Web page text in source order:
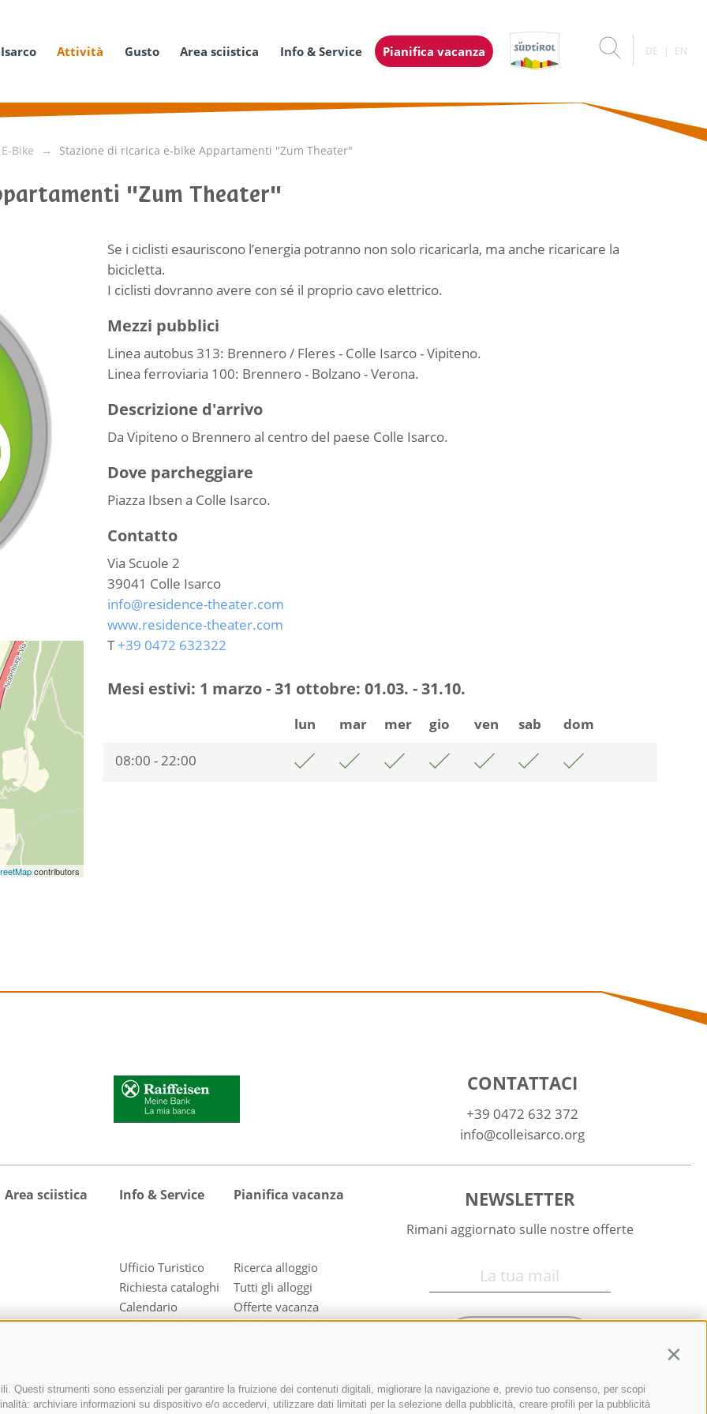
Questi strumenti sono essenziali per garantire la fruizione dei contenuti digitali, migliorare la navigazione e, previo tuo consenso, per scopi
archiviare informazioni su dispositivo e/o accedervi, utilizzare dati limitati per la selezione della pubblicità, creare profili per la pubblicità
Attività Gusto Area sciistica Info & Service Pianifica vacanza DE EN
Bike Stazione di ricarica e-bike Appartamenti "Zum Theater"
"Zum Theater"
contributors
Se i ciclisti esauriscono l’energia potranno non solo ricaricarla, ma anche ricaricare la
bicicletta.
I ciclisti dovranno avere con sé il proprio cavo elettrico.
Mezzi pubblici
Linea autobus 313: Brennero / Fleres - Colle Isarco - Vipiteno.
Linea ferroviaria 100: Brennero - Bolzano - Verona.
Descrizione d'arrivo
Da Vipiteno o Brennero al centro del paese Colle Isarco.
Dove parcheggiare
Piazza Ibsen a Colle Isarco.
Contatto
Via Scuole 2
39041 Colle Isarco
info@residence-theater.com
www.residence-theater.com
T+39 0472 632322
Mesi estivi: 1 marzo - 31 ottobre: 01.03. - 31.10.
lun mar mer gio ven sab
dom
08:00 - 22:00
CONTATTACI
+39 0472 632 372
info@colleisarco.org
Area sciistica Info & Service
Ufficio Turistico
Richiesta cataloghi
Calendario
manifestazioni
Foto
Downloads
Pianifica vacanza
Ricerca alloggio
Tutti gli alloggi
Offerte vacanza
active CARD Colle
NEWSLETTER
Rimani aggiornato sulle nostre offerte